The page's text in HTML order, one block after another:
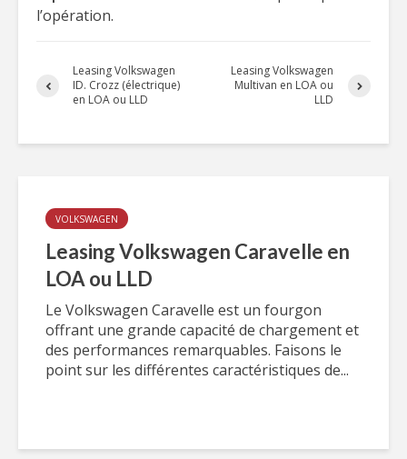
l’opération.
Leasing Volkswagen
ID. Crozz (électrique)
en LOA ou LLD
Leasing Volkswagen
Multivan en LOA ou
LLD
VOLKSWAGEN
Leasing Volkswagen Caravelle en
LOA ou LLD
Le Volkswagen Caravelle est un fourgon
offrant une grande capacité de chargement et
des performances remarquables. Faisons le
point sur les différentes caractéristiques de...